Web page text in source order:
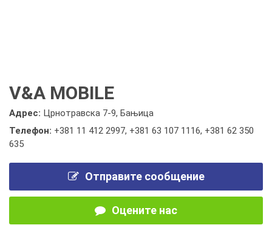
V&A MOBILE
Адрес: Црнотравска 7-9, Бањица
Телефон: +381 11 412 2997, +381 63 107 1116, +381 62 350
635
Отправите сообщение
Оцените нас